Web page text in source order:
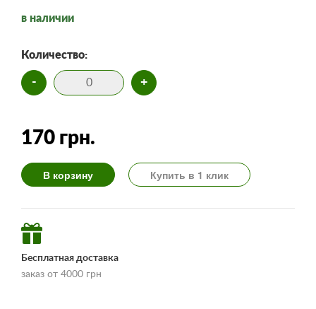
в наличии
Количество:
- +
170 грн.
В корзину Купить в 1 клик
Бесплатная доставка
заказ от 4000 грн